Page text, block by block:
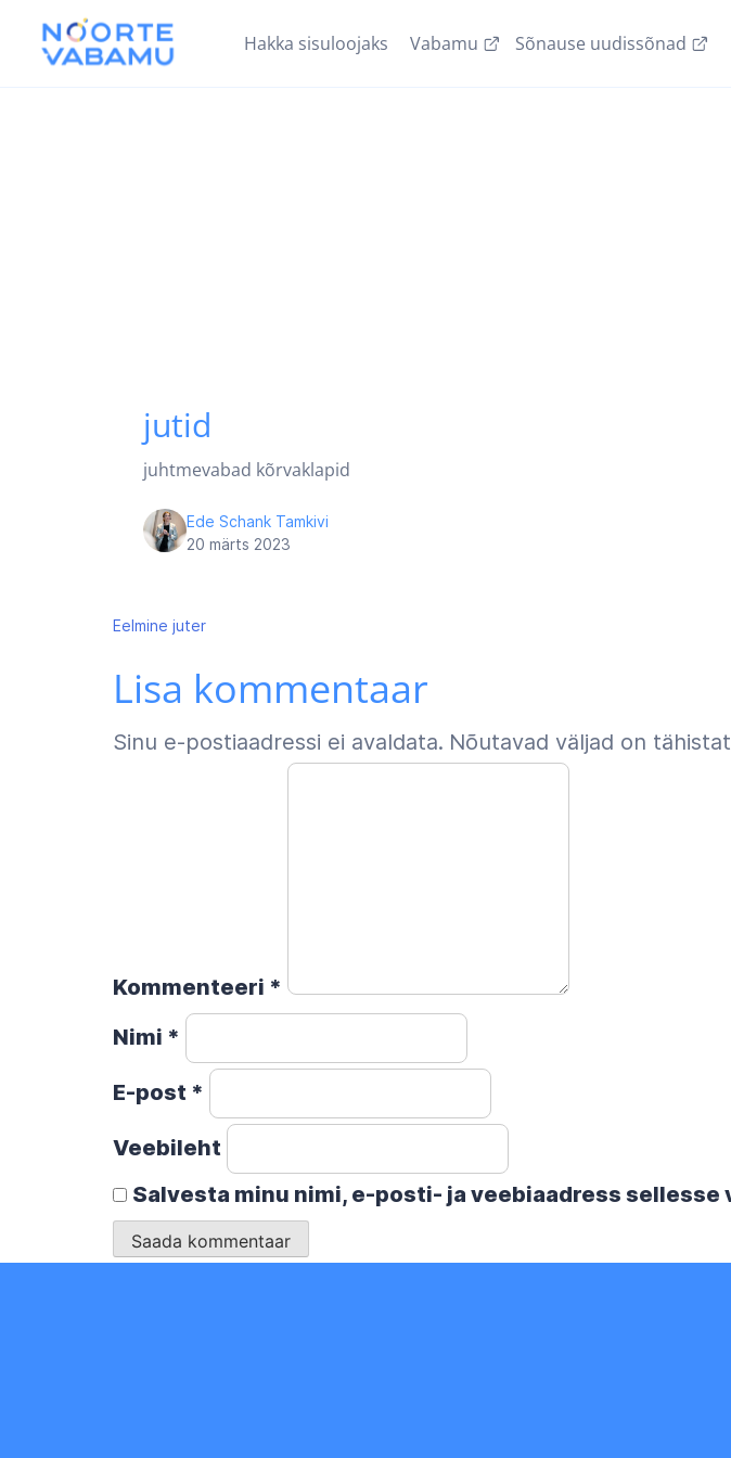
Hakka sisuloojaks Vabamu Sõnause uudissõnad
jutid
juhtmevabad kõrvaklapid
Ede Schank Tamkivi
20 märts 2023
Navigeerimine
Eelmine juter
Lisa kommentaar
Sinu e-postiaadressi ei avaldata. Nõutavad väljad on
Kommenteeri *
Nimi *
E-post *
Veebileht
Salvesta minu nimi, e-posti- ja veebiaadress